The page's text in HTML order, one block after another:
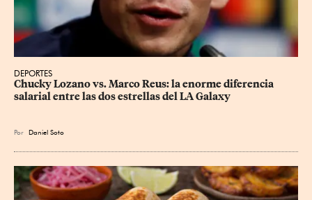
DEPORTES
Chucky Lozano vs. Marco Reus: la enorme diferencia
salarial entre las dos estrellas del LA Galaxy
Por Daniel Soto